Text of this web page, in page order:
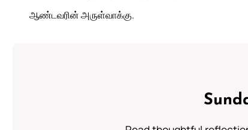
ஆண்டவரின் அருள்வாக்கு.